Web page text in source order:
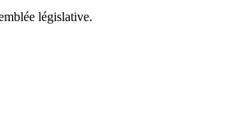
législative.